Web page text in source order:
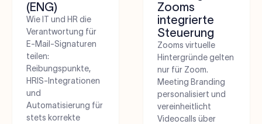
(ENG)
Wie IT und HR die
Verantwortung für
E-Mail-Signaturen
teilen:
Reibungspunkte,
HRIS-Integrationen
und
Automatisierung für
stets korrekte
Zooms
integrierte
Steuerung
Zooms virtuelle
Hintergründe gelten
nur für Zoom.
Meeting Branding
personalisiert und
vereinheitlicht
Videocalls über